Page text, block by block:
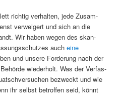
richtig ver­hal­ten, jede Zusam­
ver­weigert und sich an die
Wir haben wegen des skan­
aucheine
und unsere Forderung nach der
wieder­holt. Was der Ver­fas­
bezweckt und wie
ihr selb­st betrof­fen seid, kön­nt